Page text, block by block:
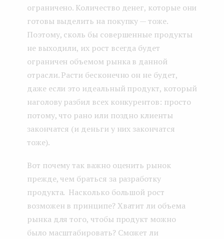
ограничено. Количество денег, которые они
готовы выделить на покупку — тоже.
Поэтому, сколь бы совершенные продукты
не выходили, их рост всегда будет
ограничен объемом рынка в данной
отрасли. Расти бесконечно он не будет,
даже если это идеальный продукт, который
наголову разбил всех конкурентов: просто
потому, что рано или поздно клиенты
закончатся (и деньги у них закончатся
тоже).
Вот почему так важно оценить рынок
прежде, чем браться за разработку
продукта. Насколько большой рост
возможен в принципе? Хватит ли объема
рынка для того, чтобы продукт можно
было масштабировать? Сможет ли